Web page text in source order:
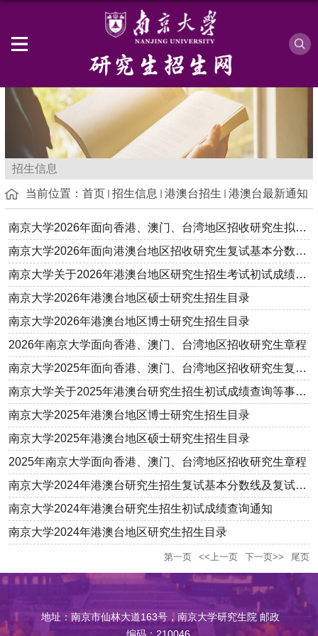
招生信息
当前位置： 首页 招生信息 港澳台招生 港澳台最新通知
南京大学2026年面向香港、澳门、台湾地区招收研究生拟录取名单公...
南京大学2026年面向港澳台地区招收研究生复试基本分数线及复试相...
南京大学关于2026年港澳台地区研究生招生考试初试成绩查询等事项...
南京大学2026年港澳台地区硕士研究生招生目录
南京大学2026年港澳台地区博士研究生招生目录
2026年南京大学面向香港、澳门、台湾地区招收研究生章程
南京大学2025年面向香港、澳门、台湾地区招收研究生复试基本分数...
南京大学关于2025年港澳台研究生招生初试成绩查询等事项的通知
南京大学2025年港澳台地区博士研究生招生目录
南京大学2025年港澳台地区硕士研究生招生目录
2025年南京大学面向香港、澳门、台湾地区招收研究生章程
南京大学2024年港澳台研究生招生复试基本分数线及复试相关事项通...
南京大学2024年港澳台研究生招生初试成绩查询通知
南京大学2024年港澳台地区研究生招生目录
第一页 <<上一页 下一页>> 尾页
地址：南京市仙林大道163号，南京大学研究生院 邮政